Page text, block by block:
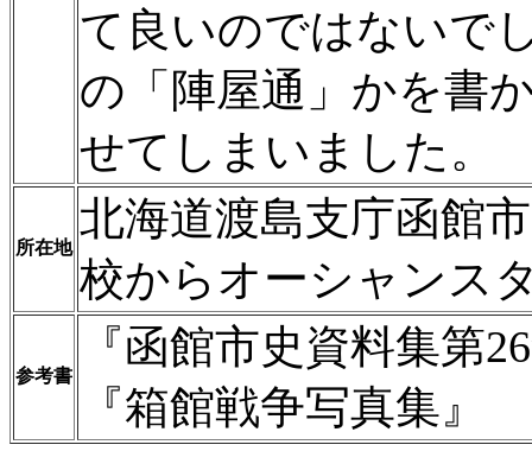
て良いのではないで
の「陣屋通」かを書
せてしまいました。
所在地
北海道渡島支庁函館
校からオーシャンス
参考書
『函館市史資料集第
『箱館戦争写真集』